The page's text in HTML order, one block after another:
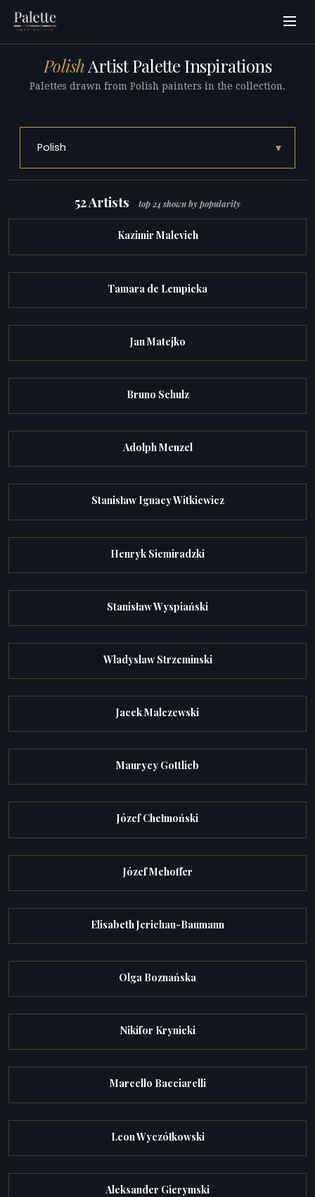
PolishArtist Palette Inspirations
Palettes drawn from Polish painters in the collection.
Polish ▾
52 Artists top 24 shown by popularity
Kazimir Malevich
Tamara de Lempicka
Jan Matejko
Bruno Schulz
Adolph Menzel
Stanisław Ignacy Witkiewicz
Henryk Siemiradzki
Stanisław Wyspiański
Wladyslaw Strzeminski
Jacek Malczewski
Maurycy Gottlieb
Józef Chełmoński
Józef Mehoffer
Elisabeth Jerichau-Baumann
Olga Boznańska
Nikifor Krynicki
Marcello Bacciarelli
Leon Wyczółkowski
Aleksander Gierymski